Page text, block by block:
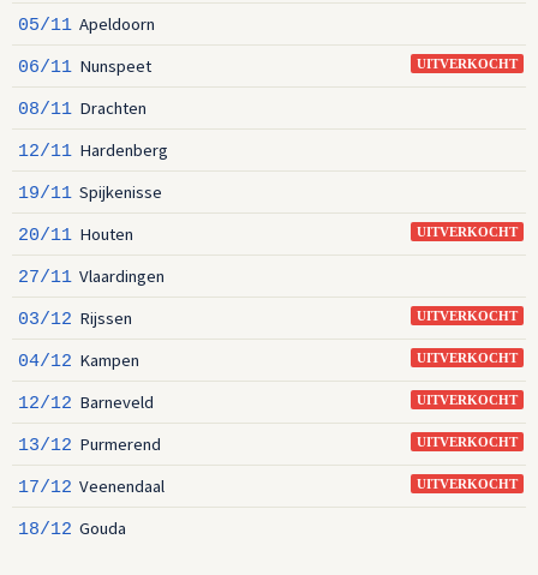
05/11 Apeldoorn
UITVERKOCHT
06/11 Nunspeet
08/11 Drachten
12/11 Hardenberg
19/11 Spijkenisse
UITVERKOCHT
20/11 Houten
27/11 Vlaardingen
UITVERKOCHT
03/12 Rijssen
UITVERKOCHT
04/12 Kampen
UITVERKOCHT
12/12 Barneveld
UITVERKOCHT
13/12 Purmerend
UITVERKOCHT
17/12 Veenendaal
18/12 Gouda